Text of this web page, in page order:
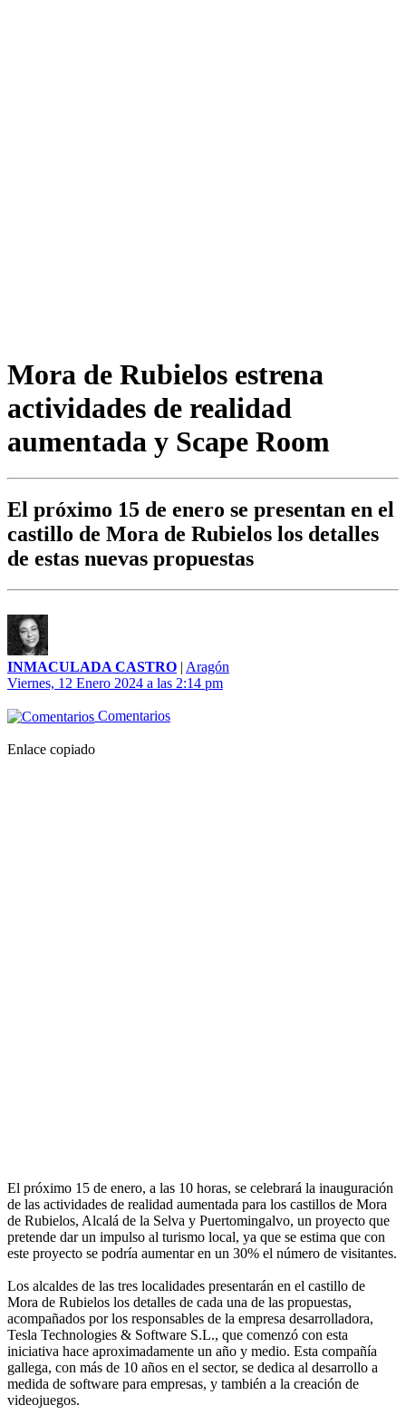
Mora de Rubielos estrena
actividades de realidad
aumentada y Scape Room
El próximo 15 de enero se presentan en el
castillo de Mora de Rubielos los detalles
de estas nuevas propuestas
INMACULADA CASTRO | Aragón
Viernes, 12 Enero 2024 a las 2:14 pm
Comentarios
Enlace copiado
El próximo 15 de enero, a las 10 horas, se celebrará la inauguración
de las actividades de realidad aumentada para los castillos de Mora
de Rubielos, Alcalá de la Selva y Puertomingalvo, un proyecto que
pretende dar un impulso al turismo local, ya que se estima que con
este proyecto se podría aumentar en un 30% el número de visitantes.
Los alcaldes de las tres localidades presentarán en el castillo de
Mora de Rubielos los detalles de cada una de las propuestas,
acompañados por los responsables de la empresa desarrolladora,
Tesla Technologies & Software S.L., que comenzó con esta
iniciativa hace aproximadamente un año y medio. Esta compañía
gallega, con más de 10 años en el sector, se dedica al desarrollo a
medida de software para empresas, y también a la creación de
videojuegos.